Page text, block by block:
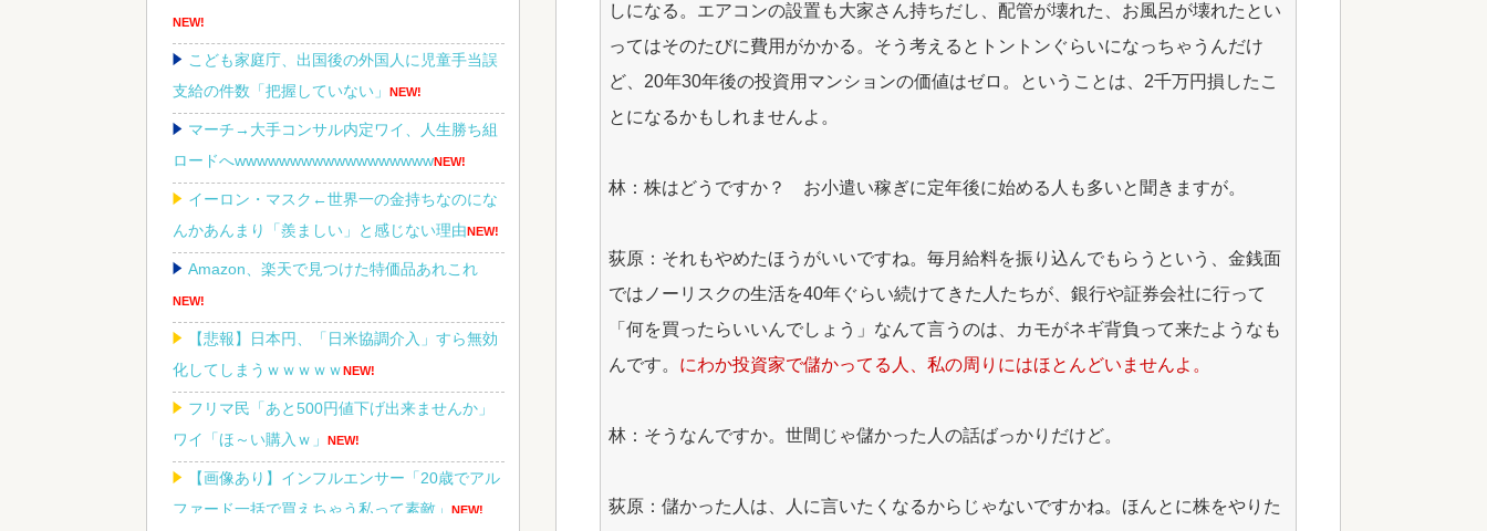
しになる。エアコンの設置も大家さん持ちだし、配管が壊れた、お風呂が壊れたとい
ってはそのたびに費用がかかる。そう考えるとトントンぐらいになっちゃうんだけ
ど、20年30年後の投資用マンションの価値はゼロ。ということは、2千万円損したこ
とになるかもしれませんよ。
林：株はどうですか？ お小遣い稼ぎに定年後に始める人も多いと聞きますが。
荻原：それもやめたほうがいいですね。毎月給料を振り込んでもらうという、金銭面
ではノーリスクの生活を40年ぐらい続けてきた人たちが、銀行や証券会社に行って
「何を買ったらいいんでしょう」なんて言うのは、カモがネギ背負って来たようなも
んです。 にわか投資家で儲かってる人、私の周りにはほとんどいませんよ。
林：そうなんですか。世間じゃ儲かった人の話ばっかりだけど。
荻原：儲かった人は、人に言いたくなるからじゃないですかね。ほんとに株をやりた
NEW!
こども家庭庁、出国後の外国人に児童手当誤
支給の件数「把握していない」
NEW!
マーチ→大手コンサル内定ワイ、人生勝ち組
ロードへwwwwwwwwwwwwwwwwwwNEW!
イーロン・マスク←世界一の金持ちなのにな
んかあんまり「羨ましい」と感じない理由NEW!
Amazon、楽天で見つけた特価品あれこれ
NEW!
【悲報】日本円、「日米協調介入」すら無効
化してしまうｗｗｗｗｗNEW!
フリマ民「あと500円値下げ出来ませんか」
ワイ「ほ～い購入ｗ」
NEW!
【画像あり】インフルエンサー「20歳でアル
ファード一括で買えちゃう私って素敵」
NEW!